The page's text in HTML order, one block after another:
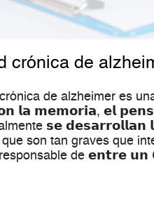
crónica de
crónica de alzheimer es
𝗹𝗮 𝗺𝗲𝗺𝗼𝗿𝗶𝗮, 𝗲𝗹
𝘀𝗲
son tan graves que
responsable de 𝗲𝗻𝘁𝗿𝗲